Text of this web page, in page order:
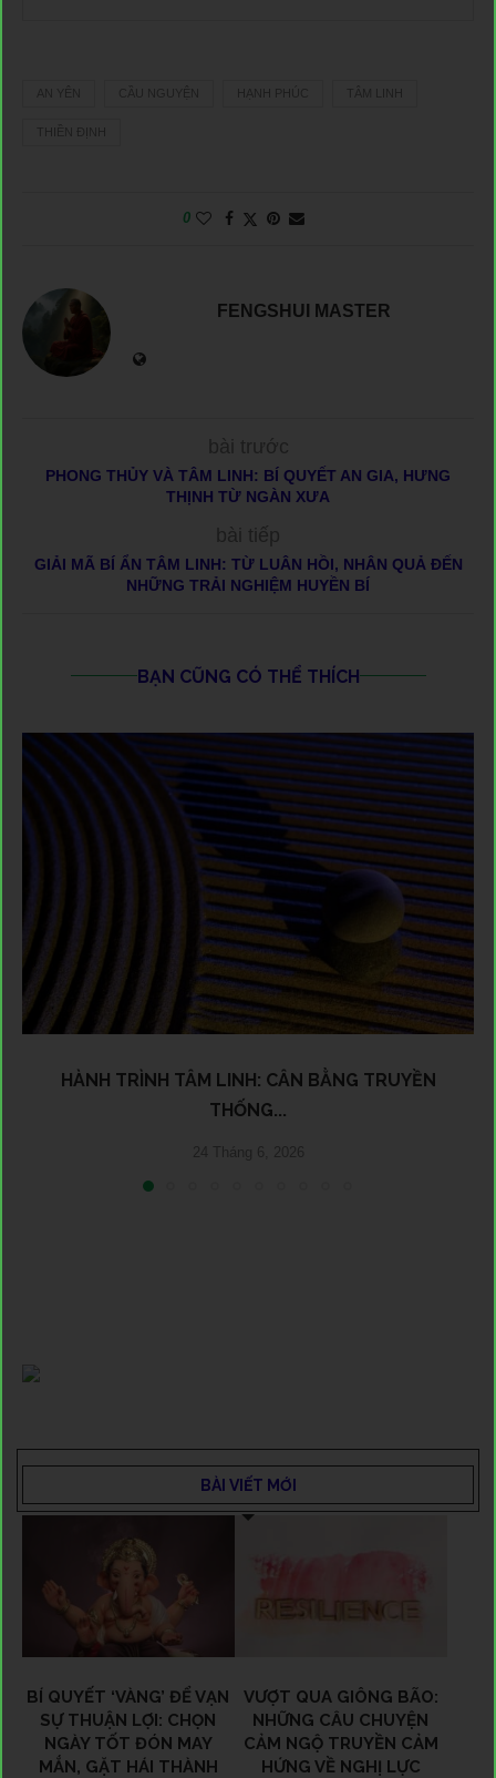
AN YÊN CẦU NGUYỆN HẠNH PHÚC TÂM LINH
THIỀN ĐỊNH
0
FENGSHUI MASTER
bài trước
PHONG THỦY VÀ TÂM LINH: BÍ QUYẾT AN GIA, HƯNG
THỊNH TỪ NGÀN XƯA
bài tiếp
GIẢI MÃ BÍ ẨN TÂM LINH: TỪ LUÂN HỒI, NHÂN QUẢ ĐẾN
NHỮNG TRẢI NGHIỆM HUYỀN BÍ
BẠN CŨNG CÓ THỂ THÍCH
HÀNH TRÌNH TÂM LINH: CÂN BẰNG TRUYỀN
THỐNG...
24 Tháng 6, 2026
BÀI VIẾT MỚI
BÍ QUYẾT ‘VÀNG’ ĐỂ VẠN
SỰ THUẬN LỢI: CHỌN
NGÀY TỐT ĐÓN MAY
MẮN, GẶT HÁI THÀNH
VƯỢT QUA GIÔNG BÃO:
NHỮNG CÂU CHUYỆN
CẢM NGỘ TRUYỀN CẢM
HỨNG VỀ NGHỊ LỰC